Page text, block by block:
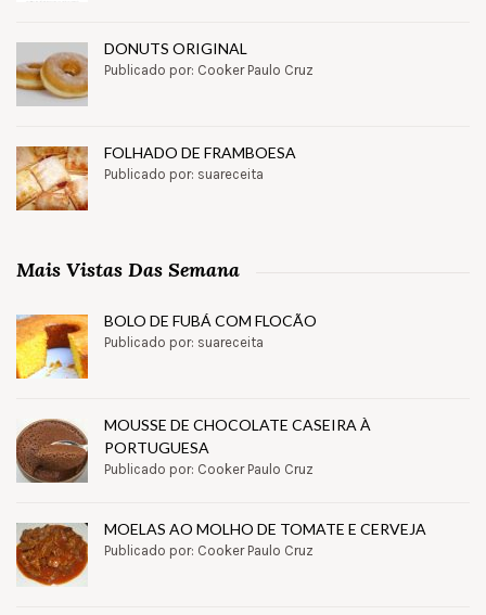
DONUTS ORIGINAL
Publicado por: Cooker Paulo Cruz
FOLHADO DE FRAMBOESA
Publicado por: suareceita
Mais Vistas Das Semana
BOLO DE FUBÁ COM FLOCÃO
Publicado por: suareceita
MOUSSE DE CHOCOLATE CASEIRA À
PORTUGUESA
Publicado por: Cooker Paulo Cruz
MOELAS AO MOLHO DE TOMATE E CERVEJA
Publicado por: Cooker Paulo Cruz